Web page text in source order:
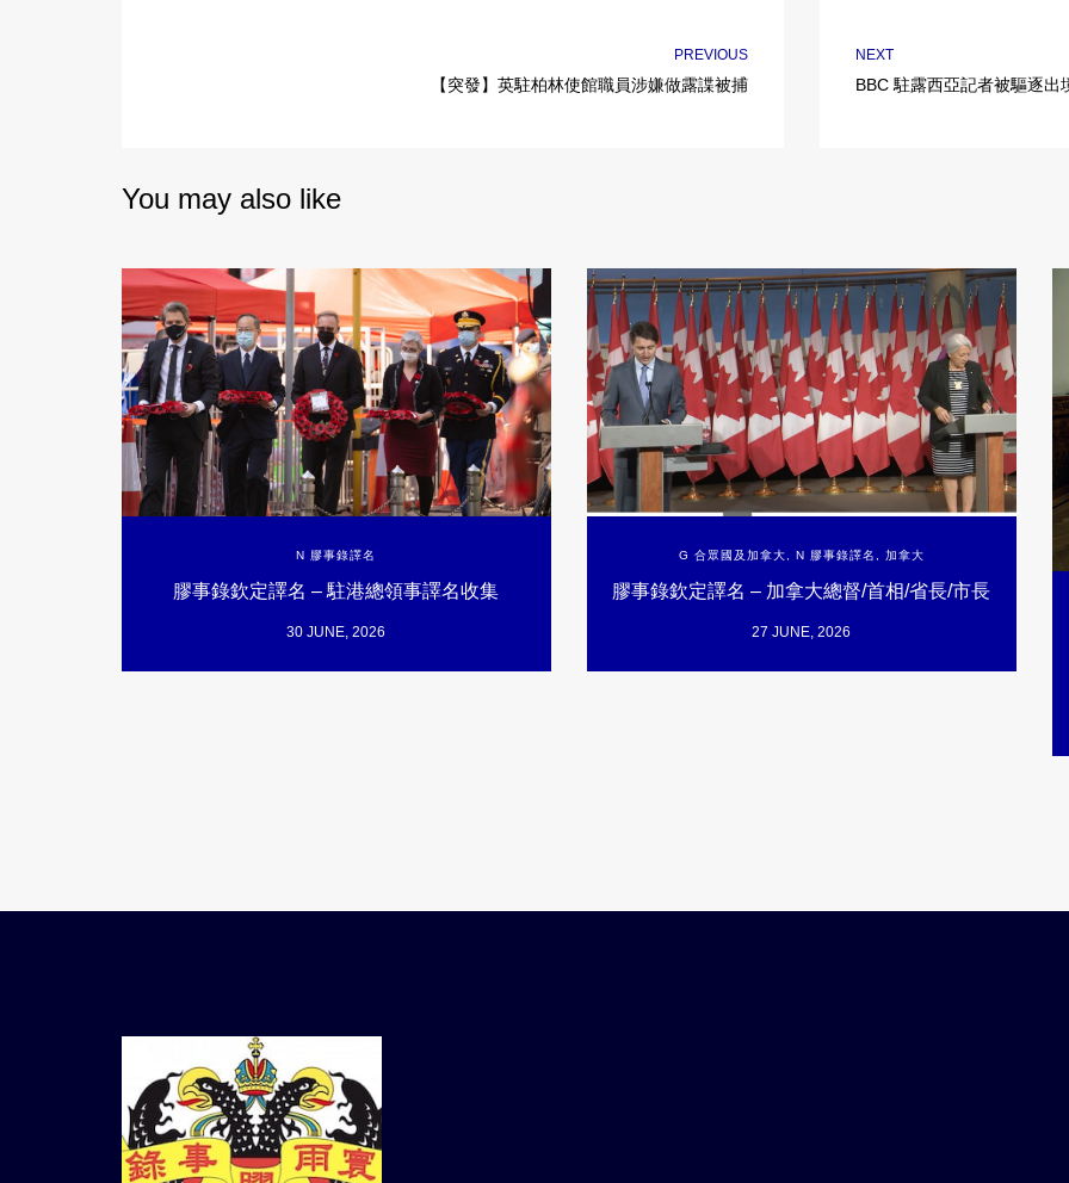
PREVIOUS
【突發】英駐柏林使館職員涉嫌做露諜被捕
NEXT
BBC 駐露西亞記者被驅逐出
You may also like
N 膠事錄譯名
膠事錄欽定譯名 – 駐港總領事譯名收集
30 JUNE, 2026
G 合眾國及加拿大, N 膠事錄譯名 , 加拿大
膠事錄欽定譯名 – 加拿大總督/首相/省長/市長
27 JUNE, 2026